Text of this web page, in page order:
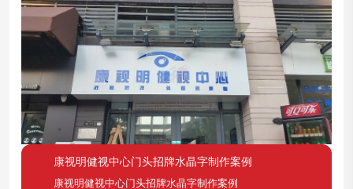
康视明健视中心门头招牌水晶字制作案例
康视明健视中心门头招牌水晶字制作案例